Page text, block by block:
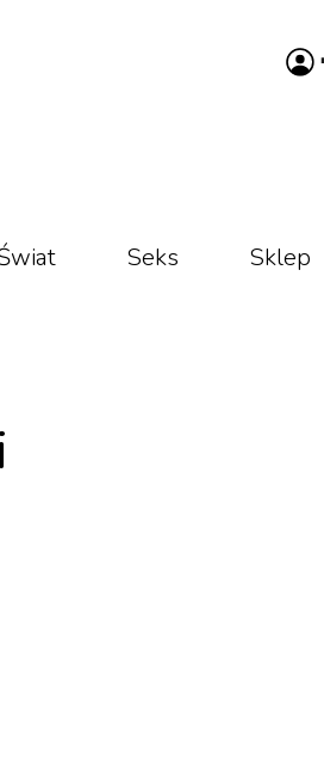
Seks Sklep